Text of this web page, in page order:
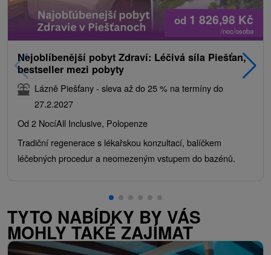
od 1 826,98 Kč
/noc/osoba
Nejoblíbenější pobyt Zdraví: Léčivá síla Piešťan,
bestseller mezi pobyty
Lázně Piešťany - sleva až do 25 % na termíny do
27.2.2027
Od 2 NocíAll Inclusive, Polopenze
Tradiční regenerace s lékařskou konzultací, balíčkem
léčebných procedur a neomezeným vstupem do bazénů.
TYTO NABÍDKY BY VÁS
MOHLY TAKÉ ZAJÍMAT